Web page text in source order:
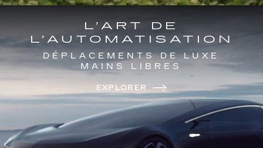
L’ART DE
L’AUTOMATISATION
DÉPLACEMENTS DE LUXE
MAINS LIBRES
EXPLORER